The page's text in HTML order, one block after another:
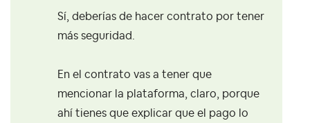
Sí, deberías de hacer contrato por tener
más seguridad.
En el contrato vas a tener que
mencionar la plataforma, claro, porque
ahí tienes que explicar que el pago lo